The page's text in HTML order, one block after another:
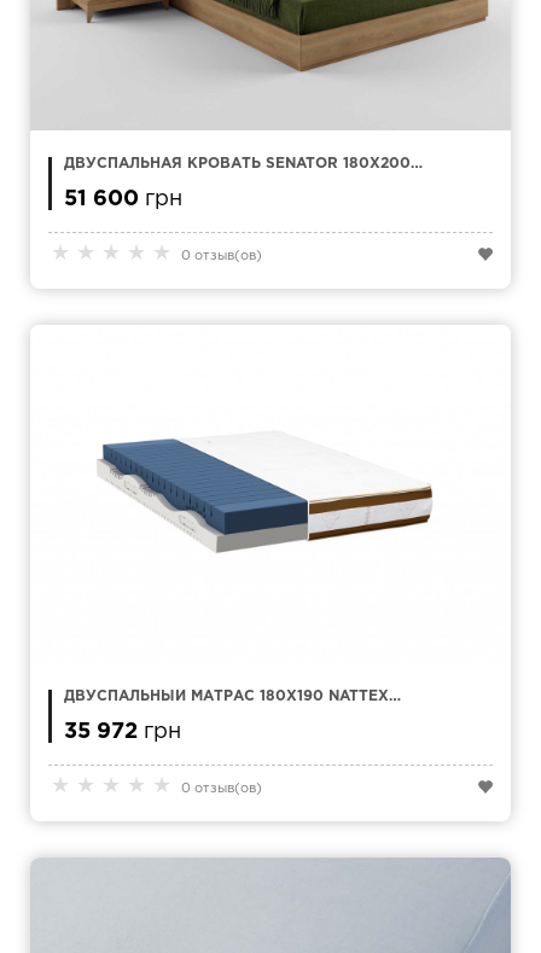
★ ★ ★ ★ ★ 0 отзыв(ов)
ДВУСПАЛЬНАЯ КРОВАТЬ SENATOR 180X200
51 600 грн
★ ★ ★ ★ ★ 0 отзыв(ов)
ДВУСПАЛЬНЫЙ МАТРАС 180Х190 NATTEX
35 972 грн